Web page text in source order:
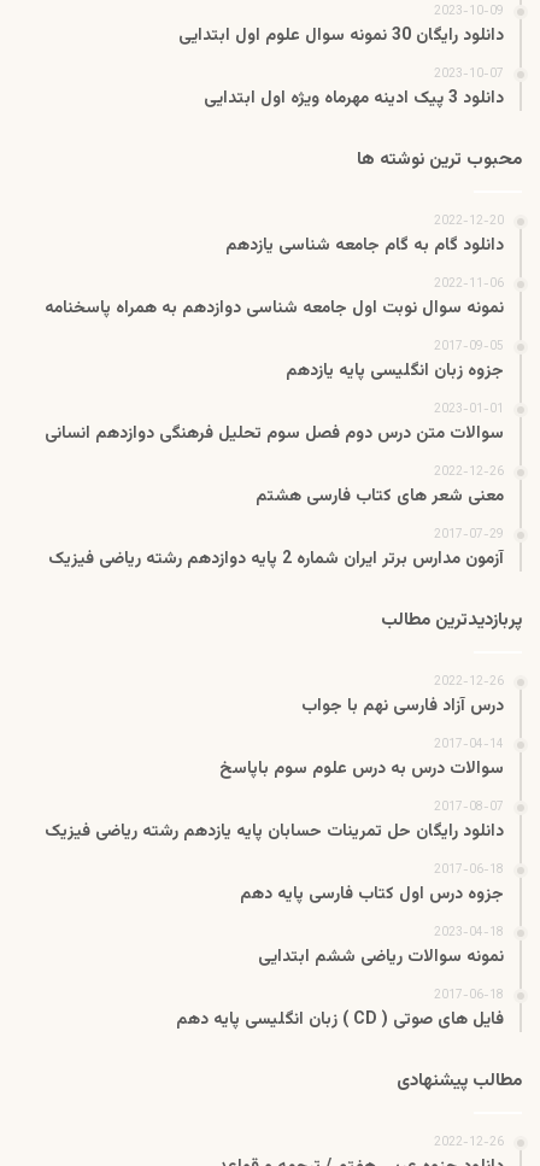
2023-10-09
دانلود رایگان 30 نمونه سوال علوم اول ابتدایی
2023-10-07
دانلود 3 پیک ادینه مهرماه ویژه اول ابتدایی
محبوب ترین نوشته ها
2022-12-20
دانلود گام به گام جامعه شناسی یازدهم
2022-11-06
نمونه سوال نوبت اول جامعه شناسی دوازدهم به همراه پاسخنامه
2017-09-05
جزوه زبان انگلیسی پایه یازدهم
2023-01-01
سوالات متن درس دوم فصل سوم تحلیل فرهنگی دوازدهم انسانی
2022-12-26
معنی شعر های کتاب فارسی هشتم
2017-07-29
آزمون مدارس برتر ایران شماره 2 پایه دوازدهم رشته ریاضی فیزیک
پربازدیدترین مطالب
2022-12-26
درس آزاد فارسی نهم با جواب
2017-04-14
سوالات درس به درس علوم سوم باپاسخ
2017-08-07
دانلود رایگان حل تمرینات حسابان پایه یازدهم رشته ریاضی فیزیک
2017-06-18
جزوه درس اول کتاب فارسی پایه دهم
2023-04-18
نمونه سوالات ریاضی ششم ابتدایی
2017-06-18
فایل های صوتی ( CD ) زبان انگلیسی پایه دهم
مطالب پیشنهادی
2022-12-26